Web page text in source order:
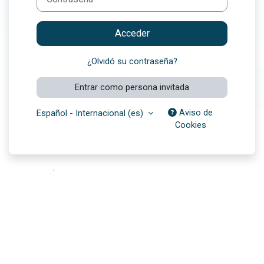
Acceder
¿Olvidó su contraseña?
Entrar como persona invitada
Español - Internacional ‎(es)‎
Aviso de
Cookies